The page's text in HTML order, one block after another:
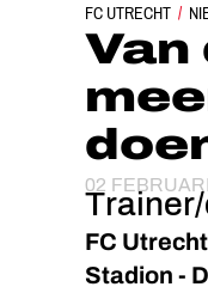
FC UTRECHT
Van
02
FC
Stadion -